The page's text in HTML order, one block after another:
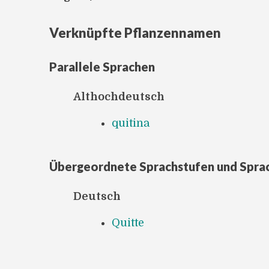
Verknüpfte Pflanzennamen
Parallele Sprachen
Althochdeutsch
quitina
Übergeordnete Sprachstufen und
Deutsch
Quitte